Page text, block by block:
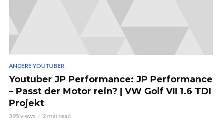
ANDERE YOUTUBER
Youtuber JP Performance: JP Performance
– Passt der Motor rein? | VW Golf VII 1.6 TDI
Projekt
395 views 2 min read